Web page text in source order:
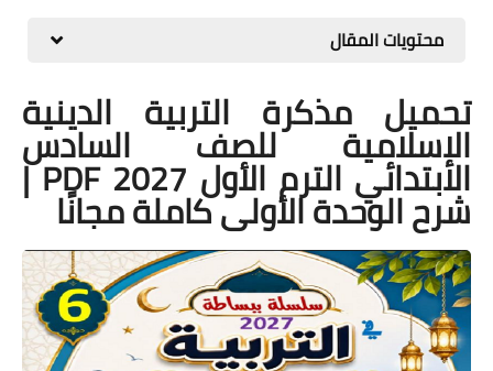
صحة
محتويات المقال
تحميل مذكرة التربية الدينية
الإسلامية للصف السادس
الابتدائي الترم الأول 2027 PDF |
شرح الوحدة الأولى كاملة مجانًا